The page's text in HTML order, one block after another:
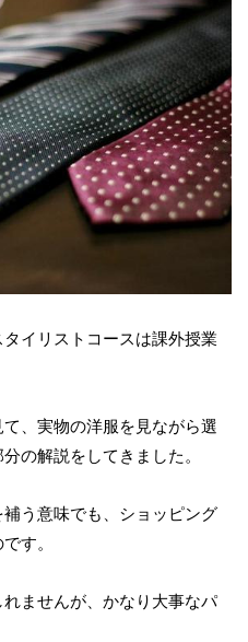
イリストコースは課外授業
、実物の洋服を見ながら選
の解説をしてきました。
う意味でも、ショッピング
す。
ませんが、かなり大事なパ